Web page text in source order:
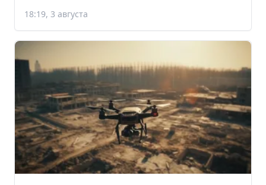
18:19, 3 августа